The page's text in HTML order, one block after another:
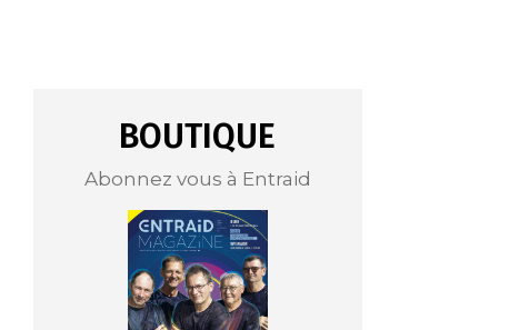
BOUTIQUE
Abonnez vous à Entraid